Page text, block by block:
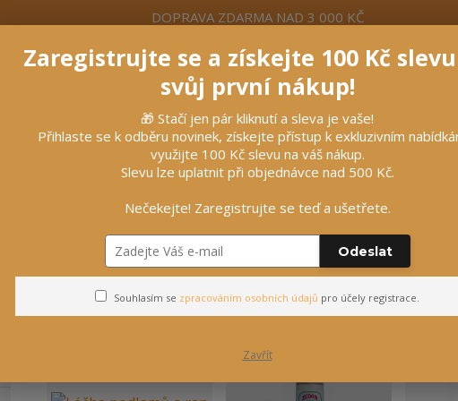
DOPRAVA ZDARMA NAD 3 000 KČ
Důležité informace Více Nevíte si rady? Zavolejte. +420
Vybavení stájí
Péče o kůži, srst a hřívu
Péče o kůži, srst a hřívu
Zaregistrujte se a získejte 100 Kč
svůj první nákup!
🎁 Stačí jen pár kliknutí a sleva je vaše!
Přihlaste se k odběru novinek, získejte přístup k exkluzivním
využijte 100 Kč slevu na váš nákup.
Slevu lze uplatnit při objednávce nad 500 Kč.
Nečekejte! Zaregistrujte se teď a ušetřete.
Odeslat
Souhlasím se zpracováním osobních údajů pro účely registrace.
Zavřít